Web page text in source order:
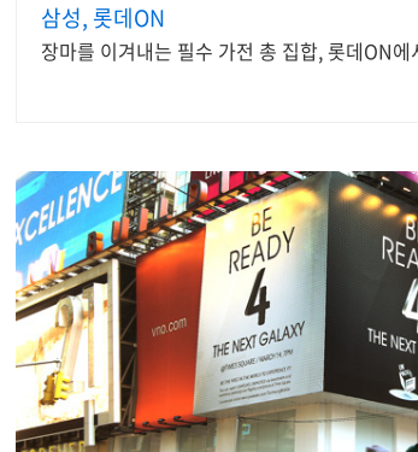
삼성, 롯데ON
장마를 이겨내는 필수 가전 총 집합, 롯데ON